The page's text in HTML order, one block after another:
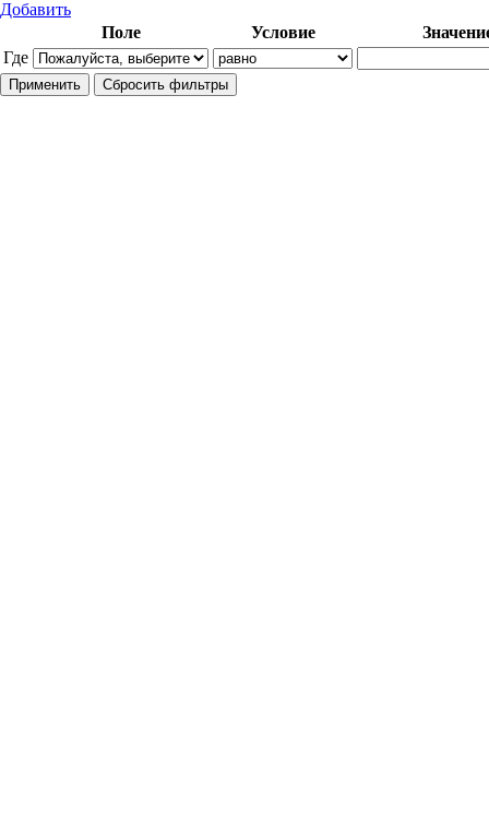
Добавить
Где
Поле Условие